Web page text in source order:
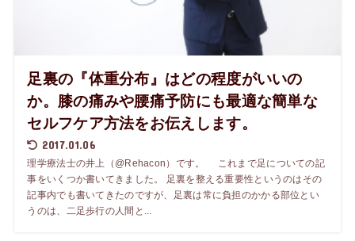
足裏の『体重分布』はどの程度がいいの
か。膝の痛みや腰痛予防にも最適な簡単な
セルフケア方法をお伝えします。
2017.01.06
理学療法士の井上（@Rehacon）です。 これまで足についての記
事をいくつか書いてきました。 足裏を整える重要性というのはその
記事内でも書いてきたのですが、足裏は常に負担のかかる部位とい
うのは、二足歩行の人間と...